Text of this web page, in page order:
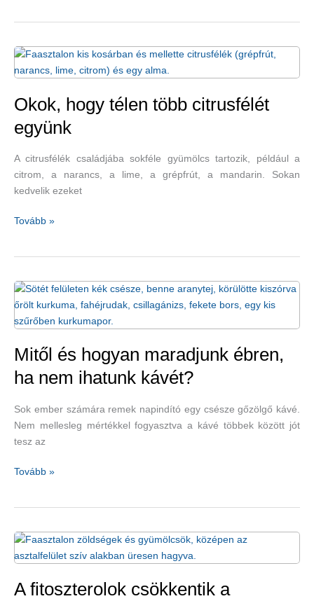
Okok, hogy télen több citrusfélét
együnk
A citrusfélék családjába sokféle gyümölcs tartozik, például a
citrom, a narancs, a lime, a grépfrút, a mandarin. Sokan
kedvelik ezeket
Okok,
citrusfélét
együnk
Tovább »
Mitől és hogyan maradjunk ébren,
ha nem ihatunk kávét?
Sok ember számára remek napindító egy csésze gőzölgő kávé.
Nem mellesleg mértékkel fogyasztva a kávé többek között jót
tesz az
Mitől
ébren,
ha
ihatunk
Tovább »
A fitoszterolok csökkentik a